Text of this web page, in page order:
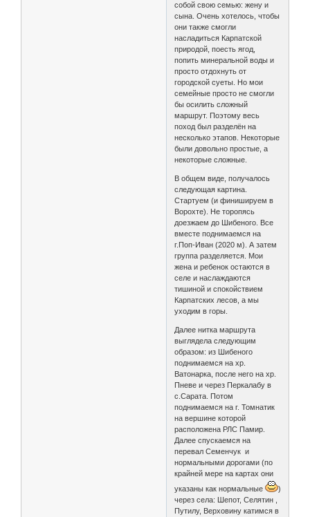
собой свою семью: жену и
сына. Очень хотелось, чтобы
они также смогли
насладиться Карпатской
природой, поесть ягод,
попить минеральной воды и
просто отдохнуть от
городской суеты. Но мои
семейные просто не смогли
бы осилить сложный
маршрут. Поэтому весь
поход был разделён на
несколько этапов. Некоторые
были довольно простые, а
некоторые сложные.
В общем виде, получалось
следующая картина.
Стартуем (и финишируем в
Ворохте). Не торопясь
доезжаем до Шибеного. Все
вместе поднимаемся на
г.Поп-Иван (2020 м). А затем
группа разделяется. Мои
жена и ребенок остаются в
селе и наслаждаются
тишиной и спокойствием
Карпатских лесов, а мы
уходим в горы.
Далее нитка маршрута
выглядела следующим
образом: из Шибеного
поднимаемся на хр.
Ватонарка, после него на хр.
Пневе и через Перкалабу в
с.Сарата. Потом
поднимаемся на г. Томнатик
на вершине которой
расположена РЛС Памир.
Далее спускаемся на
перевал Семенчук и
нормальными дорогами (по
крайней мере на картах они
указаны как нормальные
)
через села: Шепот, Селятин ,
Путилу, Верховину катимся в